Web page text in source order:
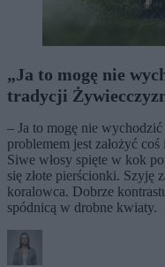
„Ja to mogę nie
tradycji
– Ja to mogę nie
problemem jest założyć
Siwe włosy spięte w kok
się złote pierścionki. Szyję
koralowca. Dobrze
spódnicą w drobne kwiaty.